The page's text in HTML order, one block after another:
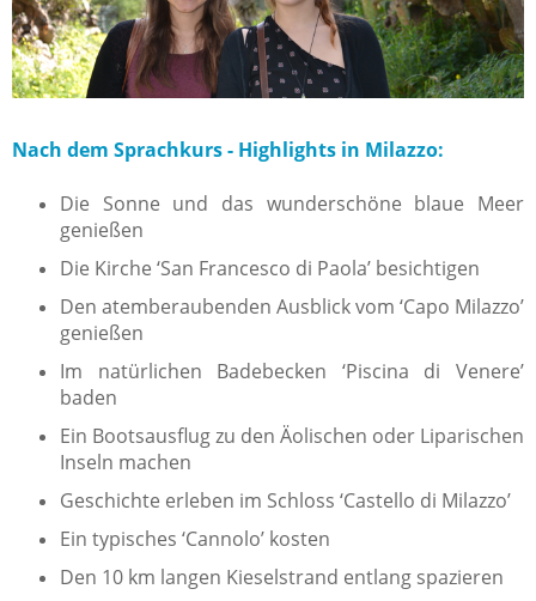
Nach dem Sprachkurs - Highlights in Milazzo:
Die Sonne und das wunderschöne blaue Meer
genießen
Die Kirche ‘San Francesco di Paola’ besichtigen
Den atemberaubenden Ausblick vom ‘Capo Milazzo’
genießen
Im natürlichen Badebecken ‘Piscina di Venere’
baden
Ein Bootsausflug zu den Äolischen oder Liparischen
Inseln machen
Geschichte erleben im Schloss ‘Castello di Milazzo’
Ein typisches ‘Cannolo’ kosten
Den 10 km langen Kieselstrand entlang spazieren